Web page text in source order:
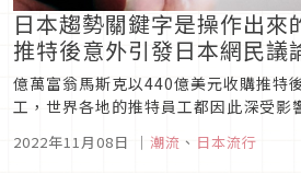
日本趨勢關鍵字是操作出來
推特後意外引發日本網民議
億萬富翁馬斯克以440億美元收購推特
工，世界各地的推特員工都因此深受影
網友眼尖發現，在推特員工被解雇之後
2022年11月08日 ｜ 潮流 、 日本流行